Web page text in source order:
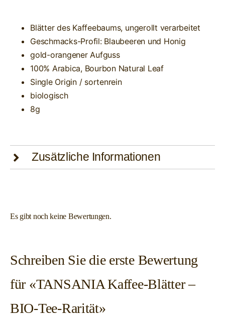
Blätter des Kaffeebaums, ungerollt verarbeitet
Geschmacks-Profil: Blaubeeren und Honig
gold-orangener Aufguss
100% Arabica, Bourbon Natural Leaf
Single Origin / sortenrein
biologisch
8g
Zusätzliche Informationen
Es gibt noch keine Bewertungen.
Schreiben Sie die erste Bewertung
für «TANSANIA Kaffee-Blätter –
BIO-Tee-Rarität»